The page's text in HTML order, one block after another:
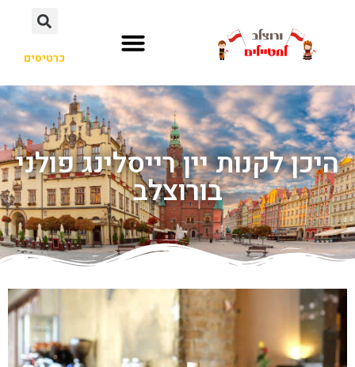
כרטיסים
היכן לקנות יין רייסלינג פולני
בורוצלב